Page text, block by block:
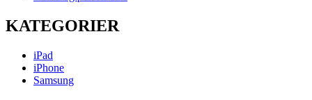
KATEGORIER
iPad
iPhone
Samsung